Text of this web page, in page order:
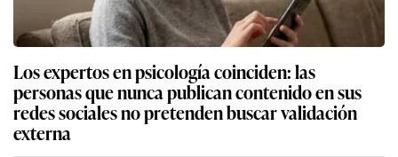
Los expertos en psicología coinciden: las
personas que nunca publican contenido en sus
redes sociales no pretenden buscar validación
externa